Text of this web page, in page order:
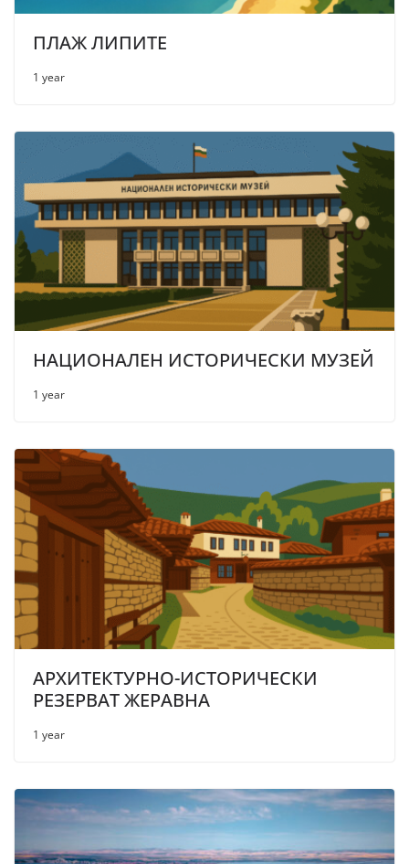
ПЛАЖ ЛИПИТЕ
1 year
НАЦИОНАЛЕН ИСТОРИЧЕСКИ МУЗЕЙ
1 year
АРХИТЕКТУРНО-ИСТОРИЧЕСКИ
РЕЗЕРВАТ ЖЕРАВНА
1 year